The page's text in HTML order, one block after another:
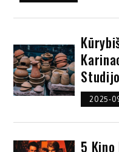
2025-
5